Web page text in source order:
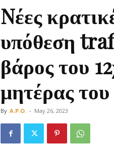
Πολιτική
Οργάνωση
Nέες
υπόθεση
βάρος του
μητέρας του
By A.P.O. - May 26, 2023